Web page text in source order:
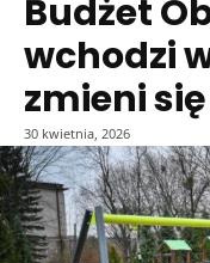
Budżet
wchodzi
zmieni
30 kwietnia, 2026